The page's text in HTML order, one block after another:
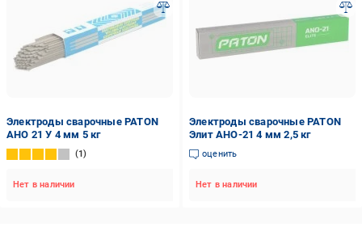
Электроды сварочные PATON
АНО 21 У 4 мм 5 кг
1
Нет в наличии
Электроды сварочные PATON
Элит АНО-21 4 мм 2,5 кг
оценить
Нет в наличии